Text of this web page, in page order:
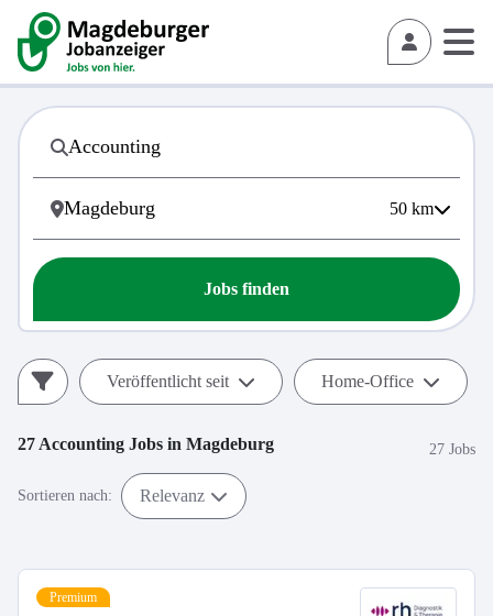
50 km
Jobs finden
Veröffentlicht seit Home-Office
27 Accounting Jobs in Magdeburg 27 Jobs
Sortieren nach: Relevanz
Premium